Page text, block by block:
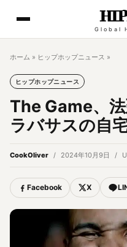
Global
ホーム » ヒップホップニュース »
ヒップホップニュース
The Game、
ラバサスの自
CookOliver 2024年10月9日
Facebook X